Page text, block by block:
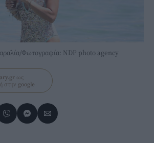
Φωτογραφία: NDP photo agency
ως
στην google